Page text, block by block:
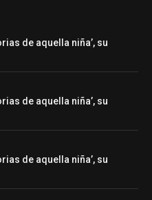
de aquella niña’, su
de aquella niña’, su
de aquella niña’, su